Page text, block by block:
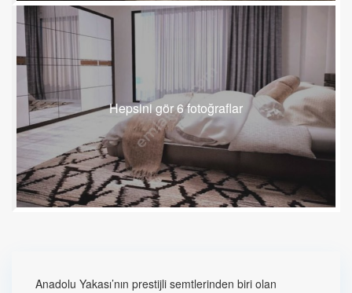
Hepsini gör 6 fotoğraflar
Anadolu Yakası’nın prestijli semtlerinden biri olan